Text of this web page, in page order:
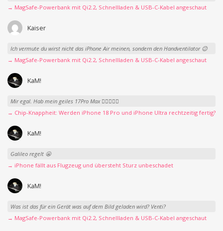
→ MagSafe-Powerbank mit Qi2.2, Schnellladen & USB-C-Kabel angeschaut
Kaiser
Ich vermute du wirst nicht das iPhone Air meinen, sondern den Handventilator 😉
→ MagSafe-Powerbank mit Qi2.2, Schnellladen & USB-C-Kabel angeschaut
KaM!
Mir egal. Hab mein geiles 17Pro Max 👍🏻👌🏻🥰
→ Chip-Knappheit: Werden iPhone 18 Pro und iPhone Ultra rechtzeitig fertig?
KaM!
Galileo regelt 😬
→ iPhone fällt aus Flugzeug und übersteht Sturz unbeschadet
KaM!
Was ist das für ein Gerät was auf dem Bild geladen wird? Venti?
→ MagSafe-Powerbank mit Qi2.2, Schnellladen & USB-C-Kabel angeschaut